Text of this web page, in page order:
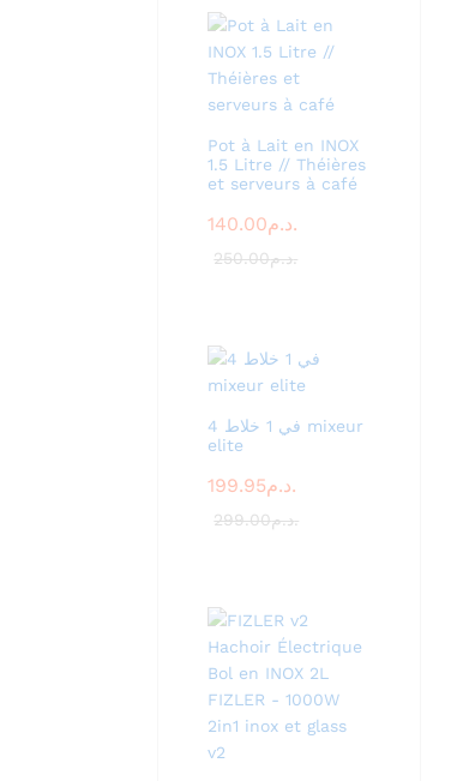
Pot à Lait en INOX
1.5 Litre // Théières
et serveurs à café
140.00 د.م.
250.00 د.م.
4 في 1 خلاط mixeur
elite
199.95 د.م.
299.00 د.م.